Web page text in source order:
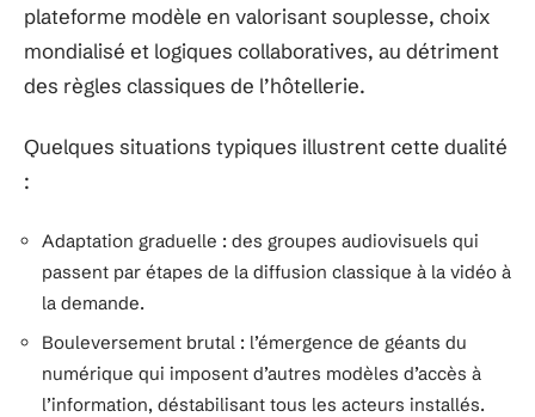
plateforme modèle en valorisant souplesse, choix
mondialisé et logiques collaboratives, au détriment
des règles classiques de l’hôtellerie.
Quelques situations typiques illustrent cette dualité
:
Adaptation graduelle : des groupes audiovisuels qui
passent par étapes de la diffusion classique à la vidéo à
la demande.
Bouleversement brutal : l’émergence de géants du
numérique qui imposent d’autres modèles d’accès à
l’information, déstabilisant tous les acteurs installés.